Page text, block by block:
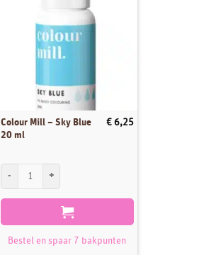
Colour Mill – Sky Blue
20 ml
€ 6,25
Bestel en spaar 7 bakpunten